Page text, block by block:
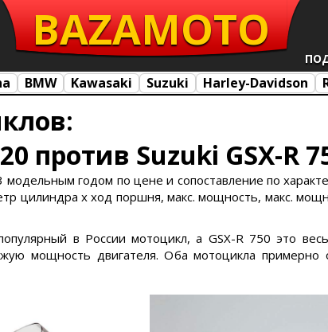
BAZAMOTO
BMW Kawasaki Suzuki Harley-Davidson
против Suzuki GSX-R
модельным годом по цене и сопоставление по
цилиндра х ход поршня, макс. мощность, макс.
в России мотоцикл, а GSX-R 750 это
мощность двигателя. Оба мотоцикла примерно